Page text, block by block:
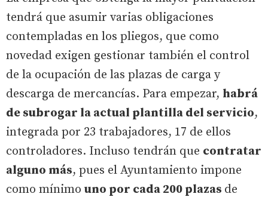
tendrá que asumir varias obligaciones
contempladas en los pliegos, que como
novedad exigen gestionar también el control
de la ocupación de las plazas de carga y
descarga de mercancías. Para empezar, habrá
de subrogar la actual plantilla del servicio,
integrada por 23 trabajadores, 17 de ellos
controladores. Incluso tendrán que contratar
alguno más, pues el Ayuntamiento impone
como mínimo uno por cada 200 plazas de